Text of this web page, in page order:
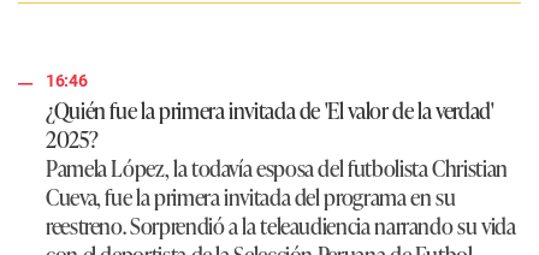
16:46
¿Quién fue la primera invitada de 'El valor de la verdad'
2025?
Pamela López, la todavía esposa del futbolista Christian
Cueva, fue la primera invitada del programa en su
reestreno. Sorprendió a la teleaudiencia narrando su vida